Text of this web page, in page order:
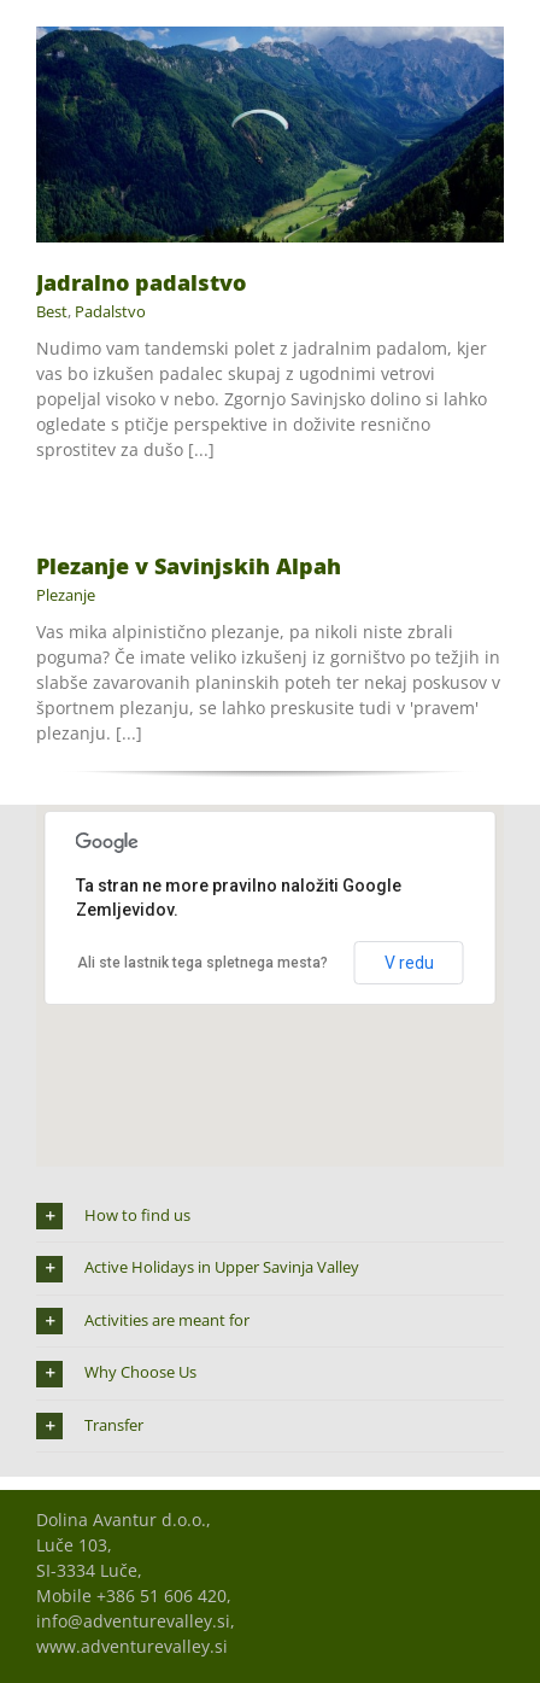
Jadralno padalstvo
Best, Padalstvo
Nudimo vam tandemski polet z jadralnim padalom, kjer
vas bo izkušen padalec skupaj z ugodnimi vetrovi
popeljal visoko v nebo. Zgornjo Savinjsko dolino si lahko
ogledate s ptičje perspektive in doživite resnično
sprostitev za dušo [...]
Plezanje v Savinjskih Alpah
Plezanje
Vas mika alpinistično plezanje, pa nikoli niste zbrali
poguma? Če imate veliko izkušenj iz gorništvo po težjih in
slabše zavarovanih planinskih poteh ter nekaj poskusov v
športnem plezanju, se lahko preskusite tudi v 'pravem'
plezanju. [...]
Adventure Valley, 103 Luče, SI-3334 Luče,
Slovenija
Ta stran ne more pravilno naložiti Google
Zemljevidov.
Ali ste lastnik tega spletnega mesta? V redu
How to find us
Active Holidays in Upper Savinja Valley
Activities are meant for
Why Choose Us
Transfer
Dolina Avantur d.o.o.,
Luče 103,
SI-3334 Luče,
Mobile +386 51 606 420,
info@adventurevalley.si,
www.adventurevalley.si